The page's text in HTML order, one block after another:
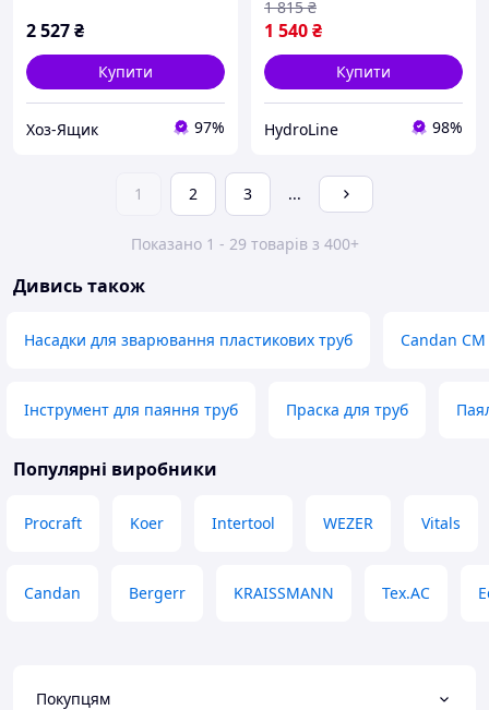
2 527₴
Купити
Хоз-Ящик 97%
1 540₴
1 815 ₴
Купити
HydroLine 98%
1 2 3 ...
Показано 1 - 29 товарів з 400+
Дивись також
Насадки для зварювання пластикових труб Candan
Інструмент для паяння труб Праска для труб
Популярні виробники
Procraft Koer Intertool WEZER Vitals
Candan Bergerr KRAISSMANN Tex.AC
Покупцям